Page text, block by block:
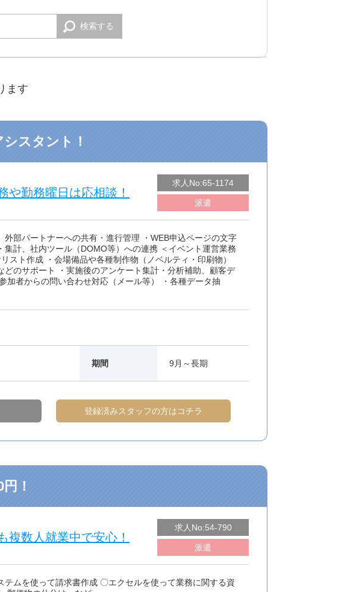
ます
スタント！
や勤務曜日は応相談！
求人No:65-1174
派遣
部パートナーへの共有・進行管理 ・WEB申込ページの文字
計、社内ツール（DOMO等）への連携 ＜イベント運営業務
スト作成 ・会場備品や各種制作物（ノベルティ・印刷物）
のサポート ・実施後のアンケート集計・分析補助、顧客デ
加者からの問い合わせ対応（メール等） ・各種データ抽
期間 9月～長期
登録済みスタッフの方はコチラ
！
複数人就業中で安心！
求人No:54-790
派遣
ムを使って請求書作成 〇エクセルを使って業務に関する資